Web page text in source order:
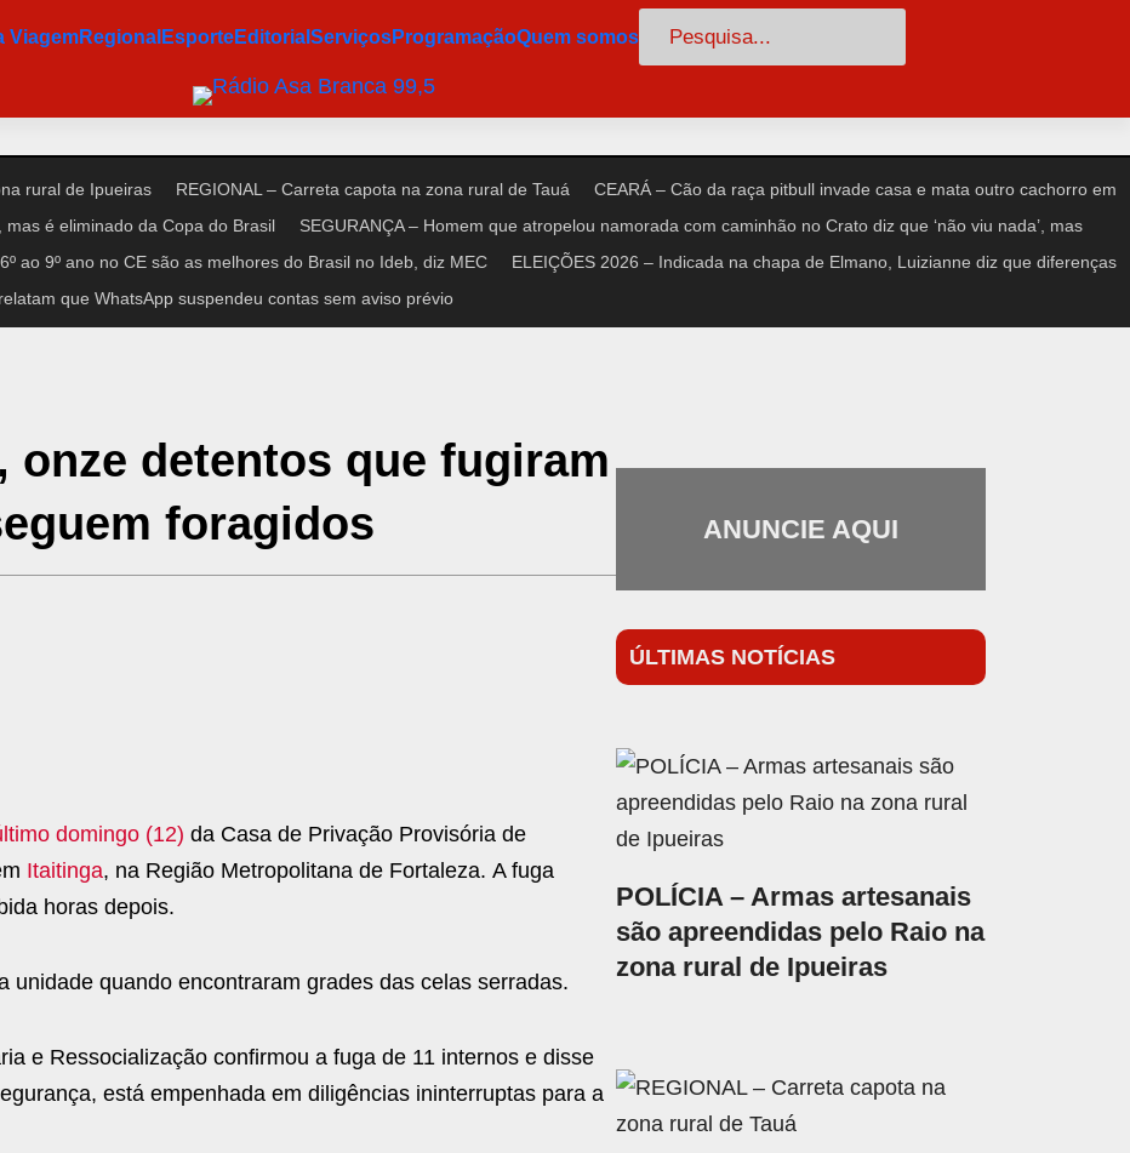
ViagemRegional EsporteEditorial ServiçosProgramaçãoQuem somos Pesquisar
rural de Ipueiras REGIONAL – Carreta capota na zona rural de Tauá
CEARÁ – Cão da raça pitbull invade casa e mata outro cachorro em
é eliminado da Copa do Brasil
SEGURANÇA – Homem que atropelou namorada com caminhão no Crato diz que ‘não viu nada’, mas
ao 9º ano no CE são as melhores do Brasil no Ideb, diz MEC
ELEIÇÕES 2026 – Indicada na chapa de Elmano, Luizianne diz que diferenças
que WhatsApp suspendeu contas sem aviso prévio
onze detentos que fugiram
foragidos
domingo (12) da Casa de Privação Provisória de
Itaitinga, na Região Metropolitana de Fortaleza.A fuga
horas depois.
quando encontraram grades das celas serradas.
e Ressocialização confirmou a fuga de 11 internos e disse
está empenhada em diligências ininterruptas para a
ANUNCIE AQUI
ÚLTIMAS NOTÍCIAS
POLÍCIA – Armas artesanais
são apreendidas pelo Raio na
zona rural de Ipueiras